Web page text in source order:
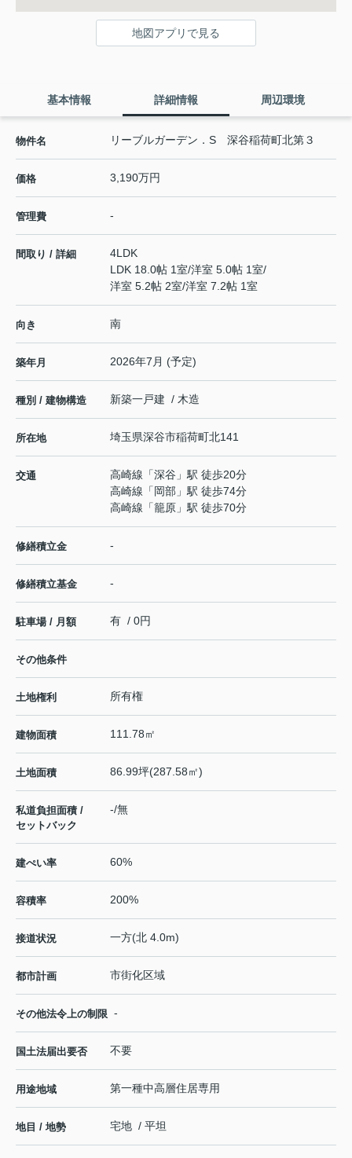
地図アプリで見る
基本情報 詳細情報 周辺環境
物件名 リーブルガーデン．S 深谷稲荷町北第３
価格 3,190万円
管理費 -
間取り / 詳細
4LDK
LDK 18.0帖 1室/洋室 5.0帖 1室/
洋室 5.2帖 2室/洋室 7.2帖 1室
向き 南
築年月 2026年7月 (予定)
種別 / 建物構造 新築一戸建 / 木造
所在地 埼玉県深谷市稲荷町北141
交通 高崎線 「深谷 」駅 徒歩20分
高崎線 「 岡部 」駅 徒歩74分
高崎線 「籠原 」駅 徒歩70分
修繕積立金 -
修繕積立基金 -
駐車場 / 月額 有 / 0円
その他条件
土地権利 所有権
建物面積 111.78㎡
土地面積 86.99坪(287.58㎡)
私道負担面積 /
セットバック
-/無
建ぺい率 60%
容積率 200%
接道状況 一方(北 4.0m)
都市計画 市街化区域
その他法令上の制限 -
国土法届出要否 不要
用途地域 第一種中高層住居専用
地目 / 地勢 宅地 / 平坦